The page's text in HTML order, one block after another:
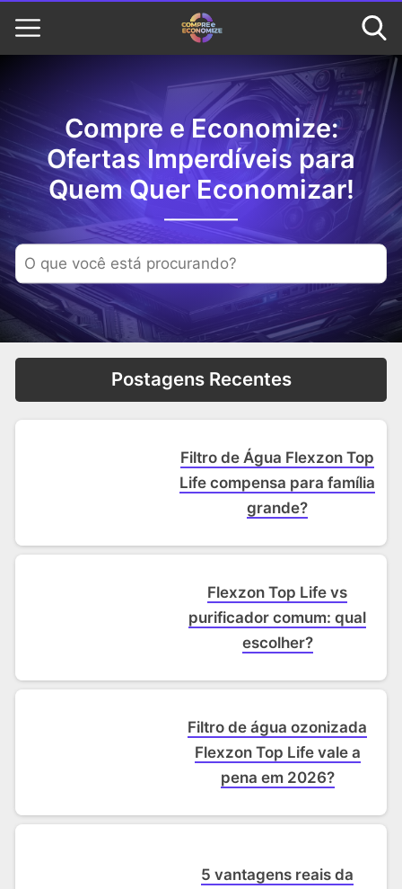
Compre e Economize:
Ofertas Imperdíveis para
Quem Quer Economizar!
Postagens Recentes
Filtro de Água Flexzon Top
Life compensa para família
grande?
Flexzon Top Life vs
purificador comum: qual
escolher?
Filtro de água ozonizada
Flexzon Top Life vale a
pena em 2026?
5 vantagens reais da